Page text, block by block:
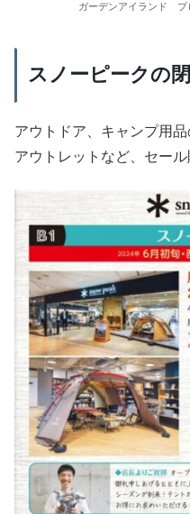
ガーデンアイランド プ
スノーピークの
アウトドア、キャンプ用
アウトレットなど、セール